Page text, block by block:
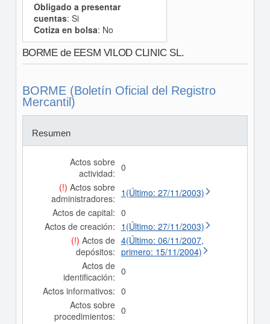
Obligado a presentar
cuentas: Si
Cotiza en bolsa: No
BORME de EESM VILOD CLINIC SL.
BORME (Boletín Oficial del Registro
Mercantil)
Resumen
Actos sobre
actividad: 0
(!) Actos sobre
administradores: 1(Último: 27/11/2003)
Actos de capital: 0
Actos de creación: 1(Último: 27/11/2003)
(!) Actos de
depósitos:
4(Último: 06/11/2007,
primero: 15/11/2004)
Actos de
identificación: 0
Actos informativos: 0
Actos sobre
procedimientos: 0